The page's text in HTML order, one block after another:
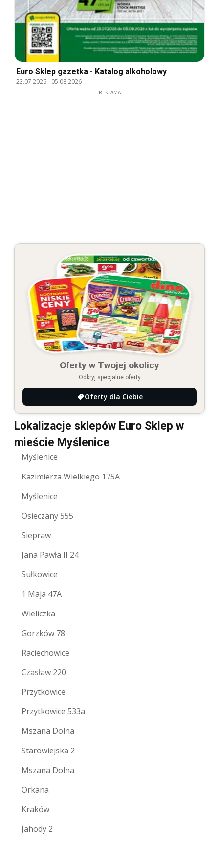
Euro Sklep gazetka - Katalog alkoholowy
23.07.2026- 05.08.2026
REKLAMA
Oferty w Twojej okolicy
Odkryj specjalne oferty
Oferty dla Ciebie
Lokalizacje sklepów Euro Sklep w
mieście Myślenice
Myślenice
Kazimierza Wielkiego 175A
Myślenice
Osieczany 555
Siepraw
Jana Pawła II 24
Sułkowice
1 Maja 47A
Wieliczka
Gorzków 78
Raciechowice
Czasław 220
Przytkowice
Przytkowice 533a
Mszana Dolna
Starowiejska 2
Mszana Dolna
Orkana
Kraków
Jahody 2